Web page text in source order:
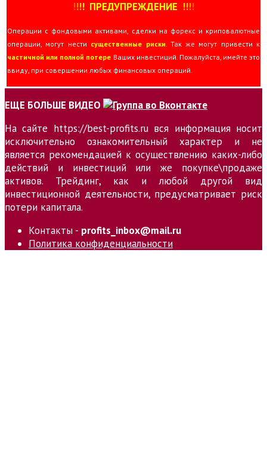
!!!! ПРЕДУПРЕЖДЕНИЕ !!!!
Операции с фондовыми активами, сделки на форекс и криповалютные
операции, могут нести существенные риски . Так же могут привести к
частичной или полной потере Ваших инвестиций. Пожалуйста, имейте это
ввиду, при совершении любых финансовых операций.
ЕЩЕ БОЛЬШЕ ВИДЕО
На сайте https://best-profits.ru вся информация носит
исключительно ознакомительный характер и не
является рекомендацией к осуществлению каких-либо
действий и инвестиций или же покупке\продаже
активов. Трейдинг, как и любой другой вид
инвестиционной деятельности, предусматривает риск
потери капитала.
Контакты - profits_inbox@mail.ru
Политика конфиденциальности